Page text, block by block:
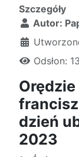
Szczegóły
Autor:
Odsłon:
dzień
2023